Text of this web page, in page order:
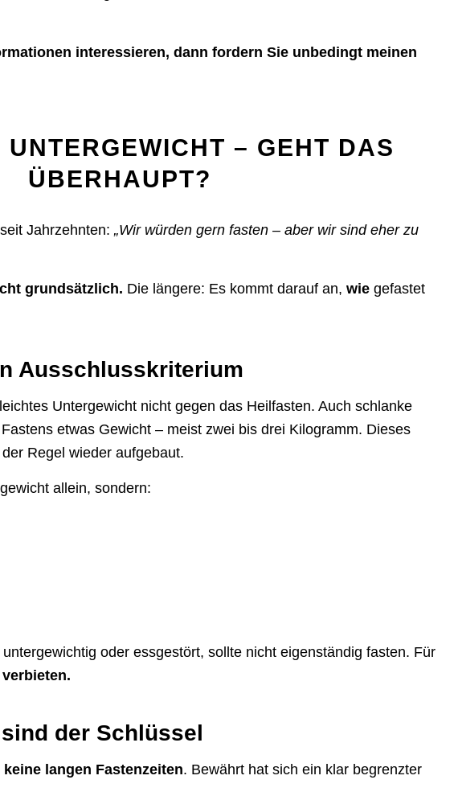
interessieren, dann fordern Sie unbedingt meinen
UNTERGEWICHT – GEHT DAS
ÜBERHAUPT?
Jahrzehnten: „Wir würden gern fasten – aber wir sind eher zu
grundsätzlich. Die längere: Es kommt darauf an, wie gefastet
Ausschlusskriterium
Untergewicht nicht gegen das Heilfasten. Auch schlanke
etwas Gewicht – meist zwei bis drei Kilogramm. Dieses
Regel wieder aufgebaut.
allein, sondern:
oder essgestört, sollte nicht eigenständig fasten. Für
der Schlüssel
keine langen Fastenzeiten. Bewährt hat sich ein klar begrenzter